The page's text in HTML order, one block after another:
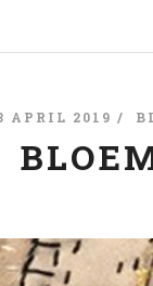
APRIL 2019 /